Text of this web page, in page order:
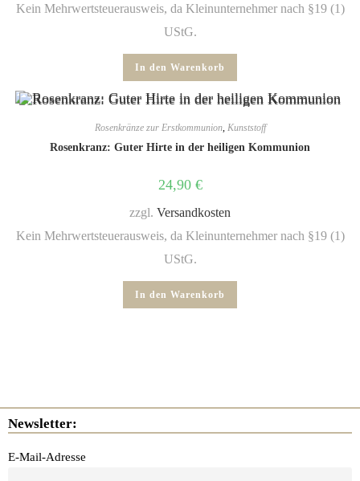
Kein Mehrwertsteuerausweis, da Kleinunternehmer nach §19 (1)
UStG.
In den Warenkorb
Rosenkränze zur Erstkommunion, Kunststoff
Rosenkranz: Guter Hirte in der heiligen Kommunion
24,90 €
zzgl. Versandkosten
Kein Mehrwertsteuerausweis, da Kleinunternehmer nach §19 (1)
UStG.
In den Warenkorb
Newsletter:
E-Mail-Adresse